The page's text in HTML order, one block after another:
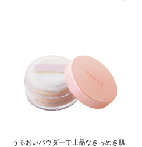
うるおいパウダーで上品なきらめき肌